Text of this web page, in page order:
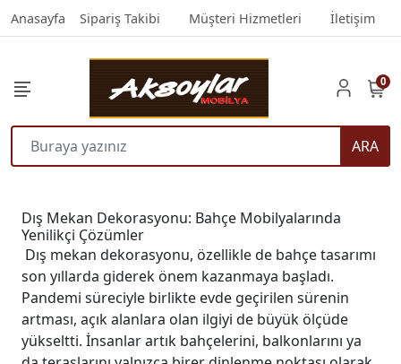
Anasayfa Sipariş Takibi Müşteri Hizmetleri İletişim
ARA
0
Dış Mekan Dekorasyonu: Bahçe Mobilyalarında
Yenilikçi Çözümler
Dış mekan dekorasyonu, özellikle de bahçe tasarımı
son yıllarda giderek önem kazanmaya başladı.
Pandemi süreciyle birlikte evde geçirilen sürenin
artması, açık alanlara olan ilgiyi de büyük ölçüde
yükseltti. İnsanlar artık bahçelerini, balkonlarını ya